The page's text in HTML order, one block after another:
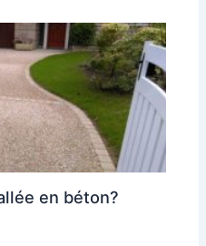
en béton?